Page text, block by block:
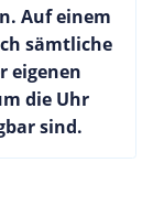
Auf einem
sämtliche
eigenen
die Uhr
sind.